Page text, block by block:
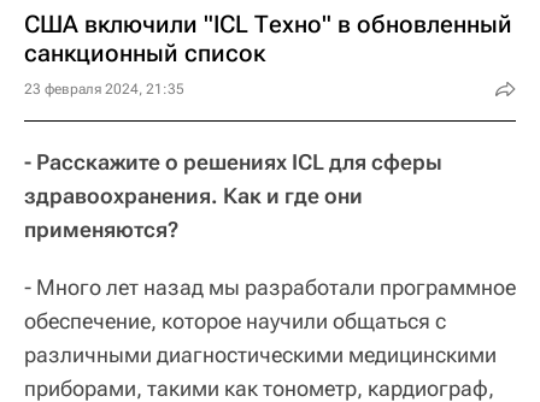
США включили "ICL Техно" в обновленный
санкционный список
23 февраля 2024, 21:35
- Расскажите о решениях ICL для сферы
здравоохранения. Как и где они
применяются?
- Много лет назад мы разработали программное
обеспечение, которое научили общаться с
различными диагностическими медицинскими
приборами, такими как тонометр, кардиограф,